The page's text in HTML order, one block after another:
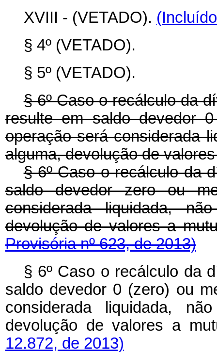
XVIII - (VETADO).
§ 4º (VETADO).
§ 5º (VETADO).
§ 6º Caso o recálculo da
resulte em saldo devedor
operação será considerada
alguma, devolução de
§ 6º Caso o recálculo da
saldo devedor zero ou
considerada liquidada,
devolução de valores a
Provisória nº 623, de 2013)
§ 6º Caso o recálculo da
saldo devedor 0 (zero) ou
considerada liquidada,
devolução de valores a
12.872, de 2013)